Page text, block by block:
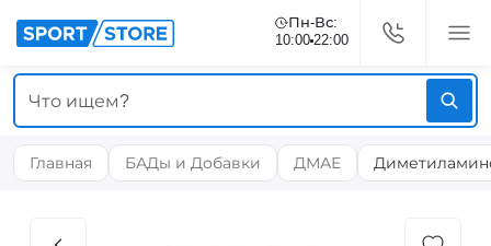
Пн-Вс:
10:00 22:00
Главная БАДы и Добавки ДМАЕ